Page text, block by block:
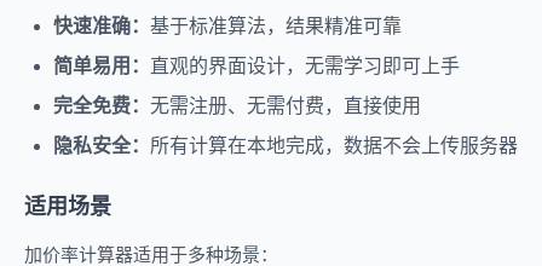
快速准确： 基于标准算法，结果精准可靠
简单易用： 直观的界面设计，无需学习即可上手
完全免费： 无需注册、无需付费，直接使用
隐私安全： 所有计算在本地完成，数据不会上传服务器
适用场景
加价率计算器适用于多种场景：